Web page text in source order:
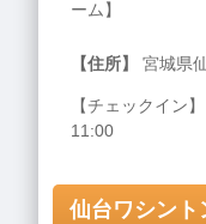
ーム】
【住所】 宮城県
【チェックイ
11:00
仙台ワシン